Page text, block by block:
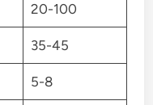
20-100
35-45
5-8